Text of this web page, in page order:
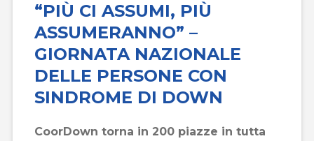
“PIÙ CI ASSUMI, PIÙ
ASSUMERANNO” –
GIORNATA NAZIONALE
DELLE PERSONE CON
SINDROME DI DOWN
CoorDown torna in 200 piazze in tutta